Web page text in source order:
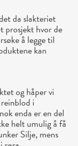
da slakteriet
prosjekt hvor de
å legge til
kan
og håper vi
i
enda er en del
helt umulig å få
Silje, mens